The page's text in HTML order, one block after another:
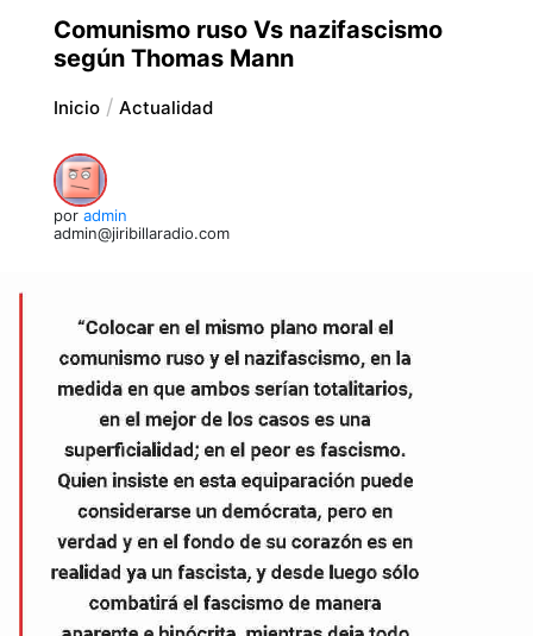
Comunismo ruso Vs nazifascismo
según Thomas Mann
Inicio Actualidad
por admin
admin@jiribillaradio.com